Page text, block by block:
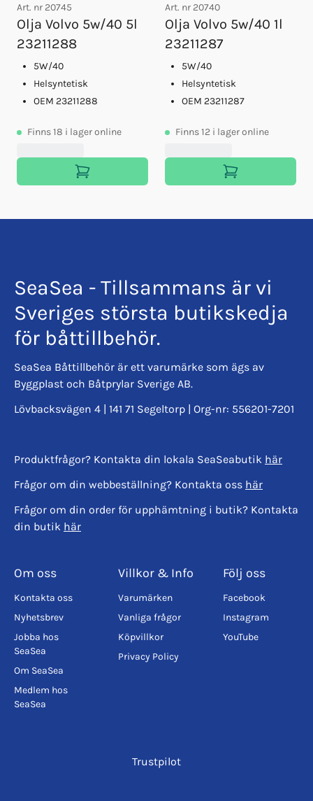
Art. nr 20745
Olja Volvo 5w/40 5l
23211288
5W/40
Helsyntetisk
OEM 23211288
Finns18 i lager online
Art. nr 20740
Olja Volvo 5w/40 1l
23211287
5W/40
Helsyntetisk
OEM 23211287
Finns12 i lager online
SeaSea - Tillsammans är vi
Sveriges största butikskedja
för båttillbehör.
SeaSea Båttillbehör är ett varumärke som ägs av
Byggplast och Båtprylar Sverige AB.
Lövbacksvägen 4 | 141 71 Segeltorp | Org-nr: 556201-7201
Produktfrågor? Kontakta din lokala SeaSeabutik här
Frågor om din webbeställning? Kontakta oss här
Frågor om din order för upphämtning i butik? Kontakta
din butik här
Om oss
Kontakta oss
Nyhetsbrev
Jobba hos
SeaSea
Om SeaSea
Medlem hos
SeaSea
Villkor & Info
Varumärken
Vanliga frågor
Köpvillkor
Privacy Policy
Följ oss
Facebook
Instagram
YouTube
Trustpilot